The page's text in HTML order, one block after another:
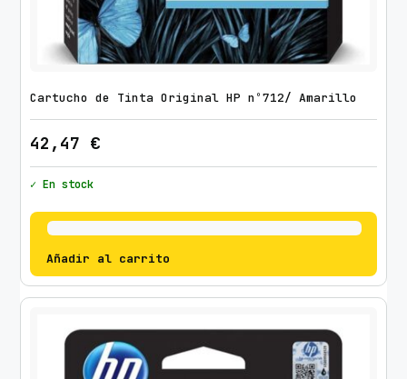
Cartucho de Tinta Original HP nº712/ Amarillo
42,47 €
✓ En stock
Añadir al carrito